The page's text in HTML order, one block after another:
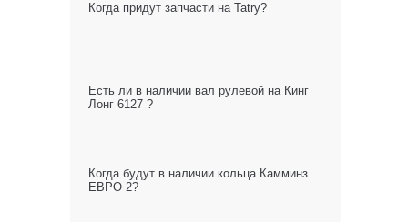
Когда придут запчасти на Tatry?
Есть ли в наличии вал рулевой на Кинг
Лонг 6127 ?
Когда будут в наличии кольца Камминз
ЕВРО 2?